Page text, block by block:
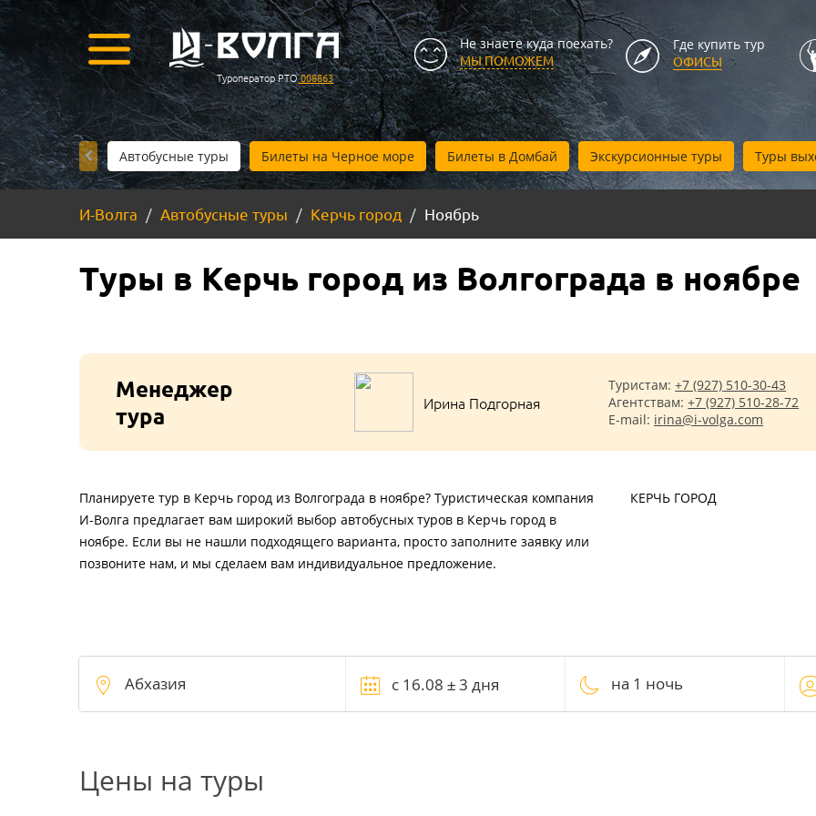
Туроператор РТО008863
Не знаете куда поехать?
МЫ ПОМОЖЕМ
Где купить тур
ОФИСЫ
Автобусные туры Билеты на Черное море Билеты в Домбай Экскурсионные туры Туры
И-Волга Автобусные туры Керчь город Ноябрь
Туры в Керчь город из Волгограда в ноябре
Менеджер
тура
Ирина Подгорная
Туристам:+7 (927) 510-30-43
Агентствам:+7 (927) 510-28-72
E-mail: irina@i-volga.com
Планируете тур в Керчь город из Волгограда в ноябре? Туристическая компания
И-Волга предлагает вам широкий выбор автобусных туров в Керчь город в
ноябре. Если вы не нашли подходящего варианта, просто заполните заявку или
позвоните нам, и мы сделаем вам индивидуальное предложение.
КЕРЧЬ ГОРОД
на 1 ночь
Цены на туры